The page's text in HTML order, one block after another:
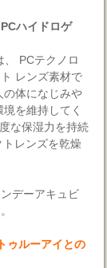
ハイドロゲ
PCテクノロ
レンズ素材で
の体になじみや
を維持してく
な保湿力を持続
レンズを乾燥
デーアキュビ
ゥルーアイとの